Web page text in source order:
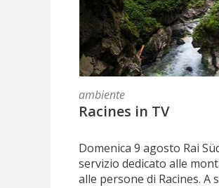
ambiente
Racines in TV
Domenica 9 agosto Rai
servizio dedicato alle
alle persone di Racines. A